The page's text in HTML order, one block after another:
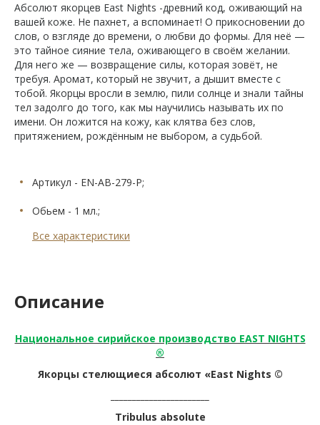
Абсолют якорцев East Nights -древний код, оживающий на
вашей коже. Не пахнет, а вспоминает! О прикосновении до
слов, о взгляде до времени, о любви до формы. Для неё —
это тайное сияние тела, оживающего в своём желании.
Для него же — возвращение силы, которая зовёт, не
требуя. Аромат, который не звучит, а дышит вместе с
тобой. Якорцы вросли в землю, пили солнце и знали тайны
тел задолго до того, как мы научились называть их по
имени. Он ложится на кожу, как клятва без слов,
притяжением, рождённым не выбором, а судьбой.
Артикул - EN-AB-279-P;
Обьем - 1 мл.;
Все характеристики
Описание
Национальное сирийское производство EAST NIGHTS
®
Якорцы стелющиеся абсолют «East Nights ©
Tribulus absolute